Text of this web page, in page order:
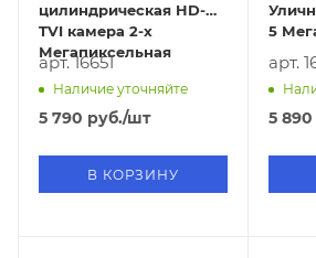
цилиндрическая HD-
TVI камера 2-х
Мегапиксельная
арт. 16651
Наличие уточняйте
5 790 руб./шт
В КОРЗИНУ
5
арт.
5 890